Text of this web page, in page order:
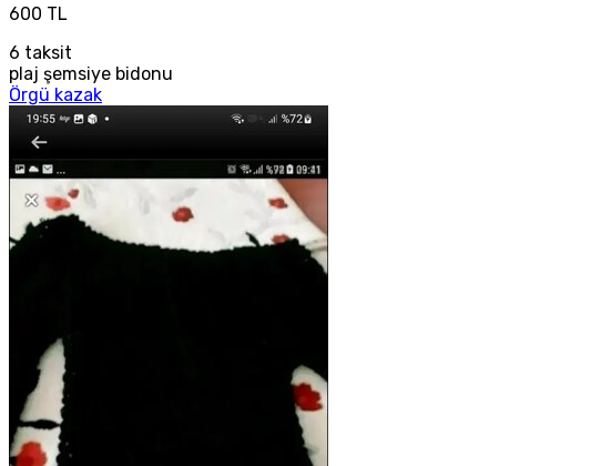
600 TL
6 taksit
plaj şemsiye bidonu
Örgü kazak